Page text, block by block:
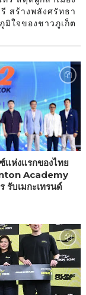
สร้างพลังศรัทธา
มิใจของชาวภูเก็ต
แห่งแรกของไทย
Academy
รับเมกะเทรนด์